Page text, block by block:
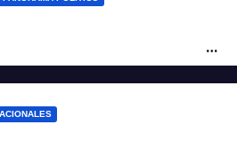
“Se cree que somos títeres